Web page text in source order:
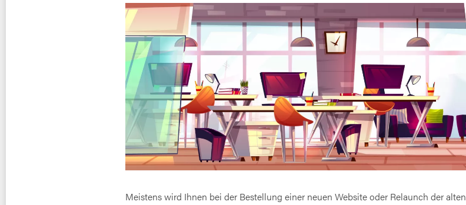
Meistens wird Ihnen bei der Bestellung einer neuen Website oder Relaunch der alten